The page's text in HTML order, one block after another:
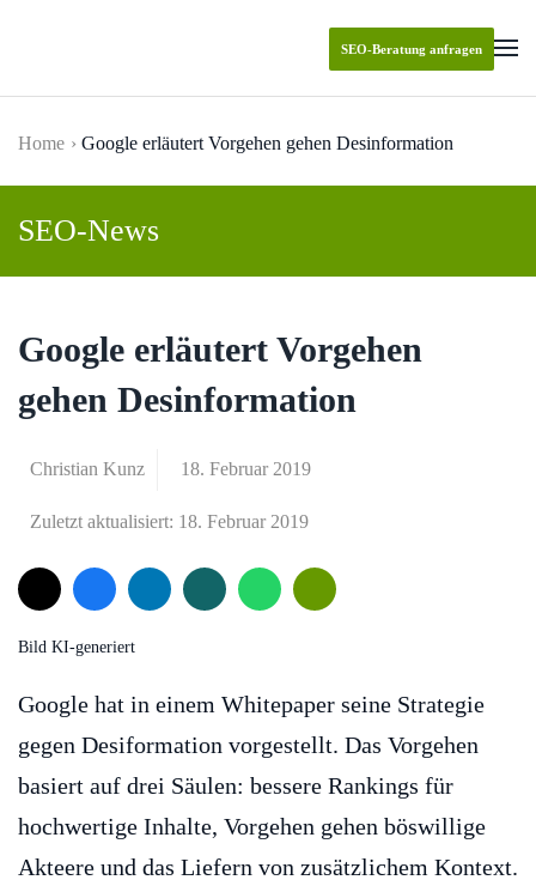
SEO-Beratung anfragen
Home Google erläutert Vorgehen gehen Desinformation
SEO-News
Google erläutert Vorgehen
gehen Desinformation
Christian Kunz 18. Februar 2019
Zuletzt aktualisiert: 18. Februar 2019
Bild KI-generiert
Google hat in einem Whitepaper seine Strategie
gegen Desiformation vorgestellt. Das Vorgehen
basiert auf drei Säulen: bessere Rankings für
hochwertige Inhalte, Vorgehen gehen böswillige
Akteere und das Liefern von zusätzlichem Kontext.